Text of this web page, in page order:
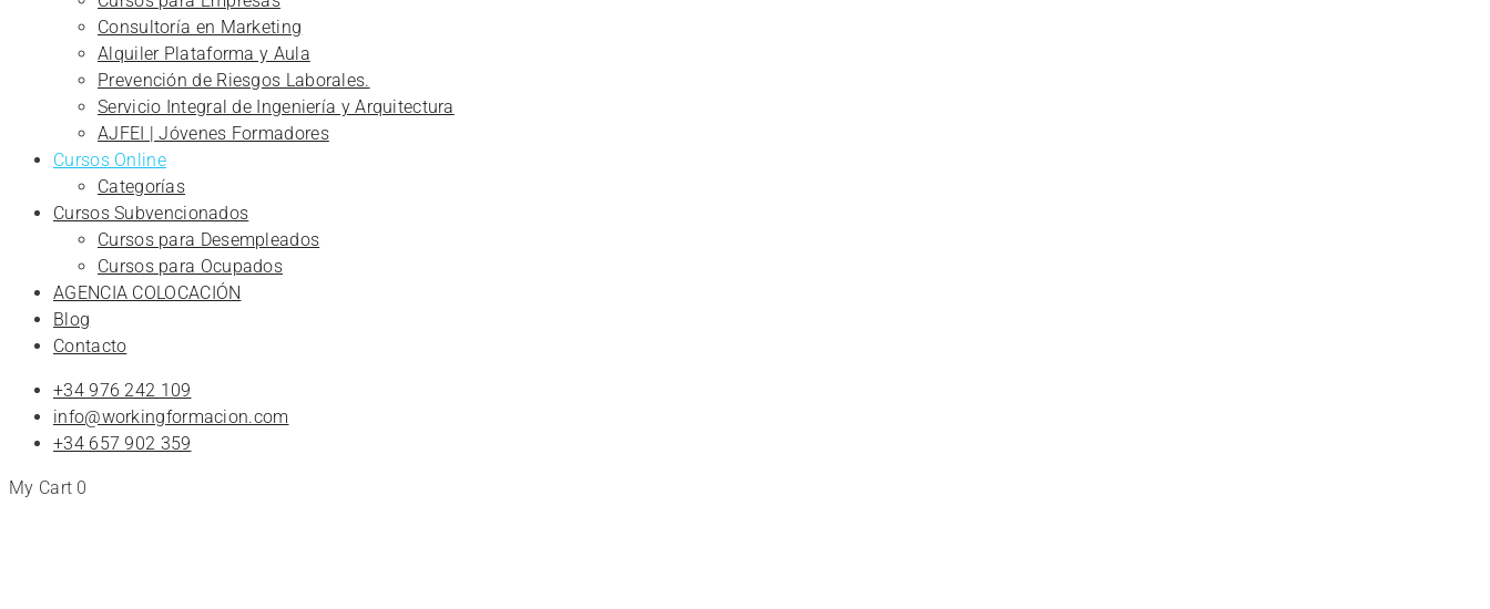
Consultoría en Marketing
Alquiler Plataforma y Aula
Prevención de Riesgos Laborales.
Servicio Integral de Ingeniería y Arquitectura
AJFEI | Jóvenes Formadores
Cursos Online
Categorías
Cursos Subvencionados
Cursos para Desempleados
Cursos para Ocupados
AGENCIA COLOCACIÓN
Blog
Contacto
+34 976 242 109
info@workingformacion.com
+34 657 902 359
My Cart 0